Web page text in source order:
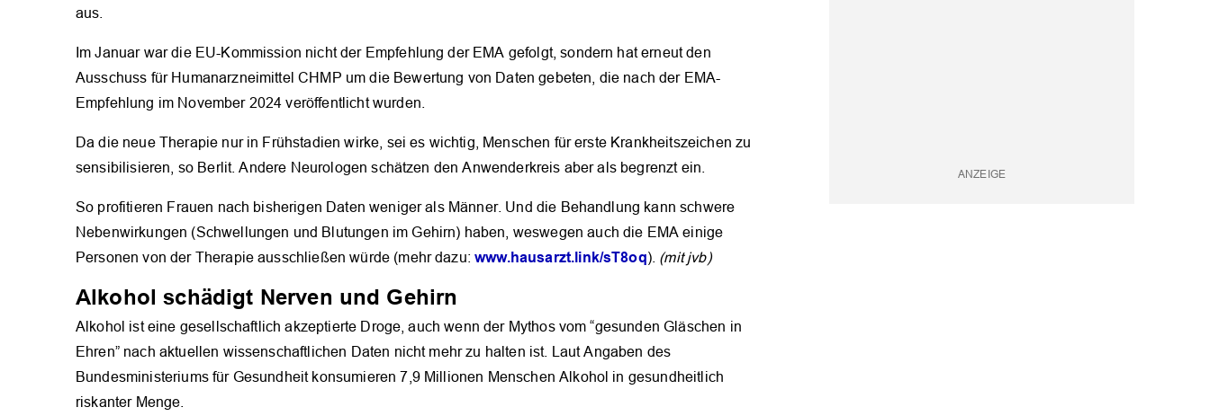
aus.
Im Januar war die EU-Kommission nicht der Empfehlung der EMA gefolgt, sondern hat erneut den
Ausschuss für Humanarzneimittel CHMP um die Bewertung von Daten gebeten, die nach der EMA-
Empfehlung im November 2024 veröffentlicht wurden.
Da die neue Therapie nur in Frühstadien wirke, sei es wichtig, Menschen für erste Krankheitszeichen zu
sensibilisieren, so Berlit. Andere Neurologen schätzen den Anwenderkreis aber als begrenzt ein.
So profitieren Frauen nach bisherigen Daten weniger als Männer. Und die Behandlung kann schwere
Nebenwirkungen (Schwellungen und Blutungen im Gehirn) haben, weswegen auch die EMA einige
Personen von der Therapie ausschließen würde (mehr dazu:www.hausarzt.link/sT8oq). (mit jvb)
Alkohol schädigt Nerven und Gehirn
Alkohol ist eine gesellschaftlich akzeptierte Droge, auch wenn der Mythos vom “gesunden Gläschen in
Ehren” nach aktuellen wissenschaftlichen Daten nicht mehr zu halten ist. Laut Angaben des
Bundesministeriums für Gesundheit konsumieren 7,9 Millionen Menschen Alkohol in gesundheitlich
riskanter Menge.